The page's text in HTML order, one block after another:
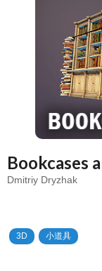
Bookcases
Dmitriy Dryzhak
3D 小道具